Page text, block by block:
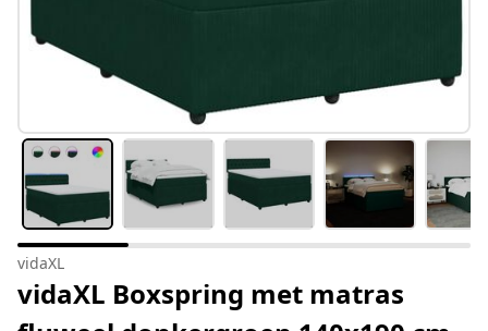
vidaXL
vidaXL Boxspring met matras